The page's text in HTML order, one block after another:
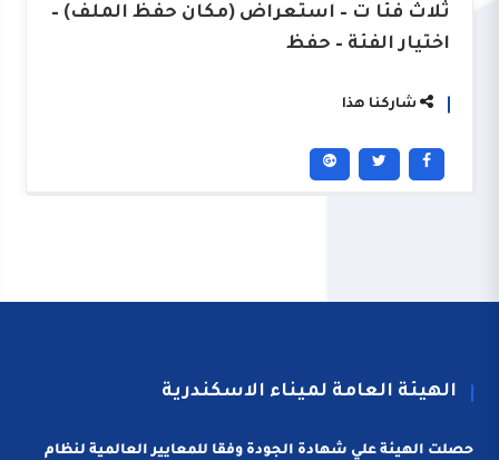
ثلاث فئا ت – استعراض (مكان حفظ الملف) –
اختيار الفئة – حفظ
شاركنا هذا
الهيئة العامة لميناء الاسكندرية
حصلت الهيئة علي شهادة الجودة وفقا للمعايير العالمية لنظام